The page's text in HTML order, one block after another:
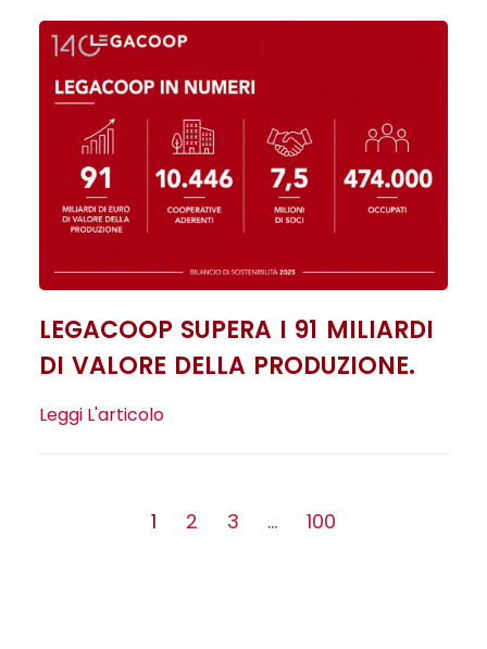
LEGACOOP SUPERA I 91 MILIARDI
DI VALORE DELLA PRODUZIONE.
Leggi L'articolo
1 2 3 … 100